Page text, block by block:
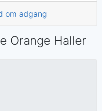
om adgang
Orange Haller